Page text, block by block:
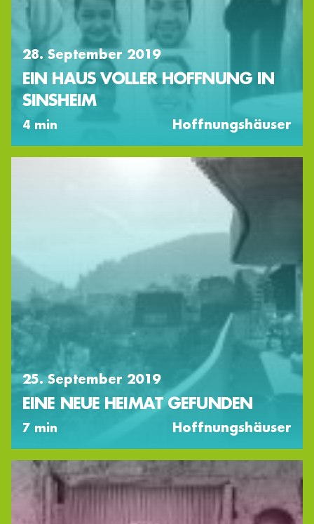
28. September 2019
EIN HAUS VOLLER HOFFNUNG IN
SINSHEIM
4 min Hoffnungshäuser
25. September 2019
EINE NEUE HEIMAT GEFUNDEN
7 min Hoffnungshäuser